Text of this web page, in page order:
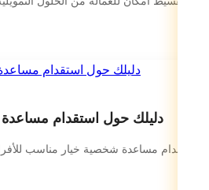
دليلك حول استقدام
استقدام مساعدة شخصية خيار مناسب